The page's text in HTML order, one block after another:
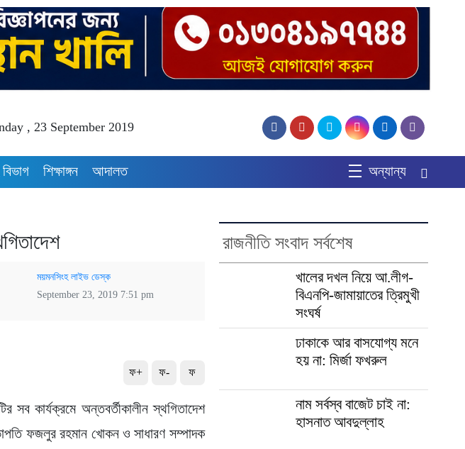
, 23 September 2019
শিক্ষাঙ্গন আদালত অন্যান্য
ময়মনসিংহ লাইভ ডেস্ক
September 23, 2019 7:51 pm
ফ+ ফ- ফ
সব কার্যক্রমে অন্তবর্তীকালীন স্থগিতাদেশ
ফজলুর রহমান খোকন ও সাধারণ সম্পাদক
রাজনীতি সংবাদ সর্বশেষ
খালের দখল নিয়ে আ.লীগ-
বিএনপি-জামায়াতের ত্রিমুখী
সংঘর্ষ
ঢাকাকে আর বাসযোগ্য মনে
হয় না: মির্জা ফখরুল
নাম সর্বস্ব বাজেট চাই না:
হাসনাত আবদুল্লাহ